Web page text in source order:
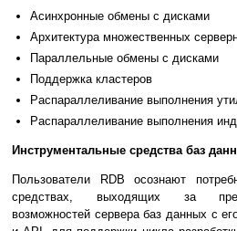
Асинхронные обмены с дисками
Архитектура множественных
Параллельные обмены с дисками
Поддержка кластеров
Распараллеливание выполнения
Распараллеливание выполнения
Инструментальные средства баз
Пользователи RDB осознают
средствах, выходящих за
возможностей сервера баз данных с